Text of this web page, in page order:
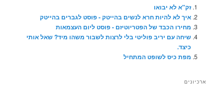
זק"א לא יבואו
איך לא להיות חרא לנשים בהייטק - פוסט לגברים בהייטק
מחירו הכבד של הפטריוטיזם - פוסט ליום העצמאות
שיחה עם יריב פוליטי בלי לרצות לשבור משהו מיד? שאל אותי
כיצד.
מפת כיס לשופט המתחיל
ארכיונים